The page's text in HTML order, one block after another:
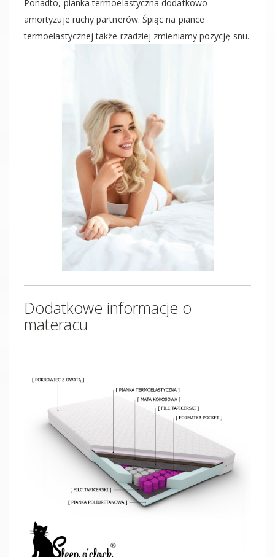
Ponadto, pianka termoelastyczna dodatkowo
amortyzuje ruchy partnerów. Śpiąc na piance
termoelastycznej także rzadziej zmieniamy pozycję snu.
Dodatkowe informacje o
materacu